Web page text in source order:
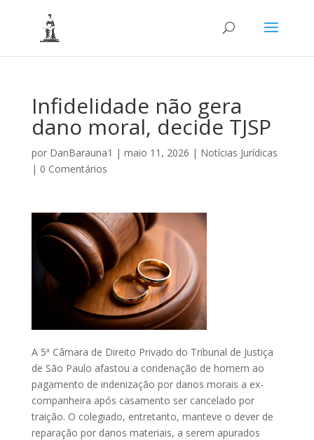
Infidelidade não gera
dano moral, decide TJSP
por DanBarauna1 | maio 11, 2026 | Notícias Jurídicas
| 0 Comentários
A 5ª Câmara de Direito Privado do Tribunal de Justiça
de São Paulo afastou a condenação de homem ao
pagamento de indenização por danos morais a ex-
companheira após casamento ser cancelado por
traição. O colegiado, entretanto, manteve o dever de
reparação por danos materiais, a serem apurados